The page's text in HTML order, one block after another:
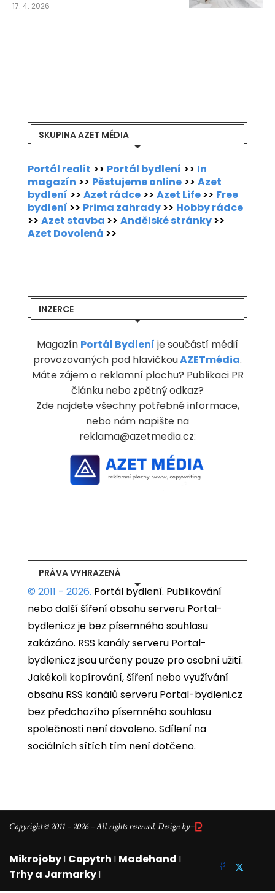
17. 4. 2026
SKUPINA AZET MÉDIA
Portál realit >> Portál bydlení >> In
magazín >> Pěstujeme online >> Azet
bydlení >> Azet rádce >> Azet Life>> Free
bydlení >> Prima zahrady>> Hobby rádce
>> Azet stavba >> Andělské stránky>>
Azet Dovolená >>
INZERCE
Magazín Portál Bydlení je součástí médií
provozovaných pod hlavičkouAZETmédia.
Máte zájem o reklamní plochu? Publikaci PR
článku nebo zpětný odkaz?
Zde najdete všechny potřebné informace,
nebo nám napište na
reklama@azetmedia.cz:
PRÁVA VYHRAZENÁ
© 2011 - 2026. Portál bydlení. Publikování
nebo další šíření obsahu serveru Portal-
bydleni.cz je bez písemného souhlasu
zakázáno. RSS kanály serveru Portal-
bydleni.cz jsou určeny pouze pro osobní užití.
Jakékoli kopírování, šíření nebo využívání
obsahu RSS kanálů serveru Portal-bydleni.cz
bez předchozího písemného souhlasu
společnosti není dovoleno. Sdílení na
sociálních sítích tím není dotčeno.
Copyright © 2011 – 2026 – All rights reserved. Design by–
MikrojobyI Copytrh I Madehand I
Trhy a JarmarkyI